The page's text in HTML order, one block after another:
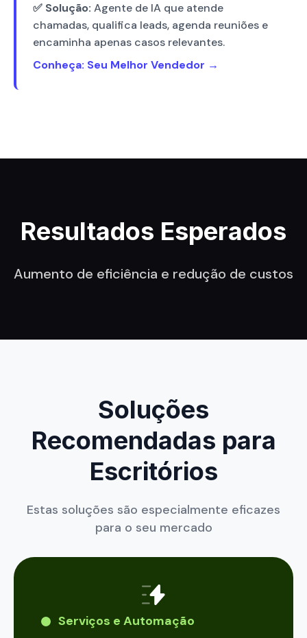
✅ Solução: Agente de IA que atende
chamadas, qualifica leads, agenda reuniões e
encaminha apenas casos relevantes.
Conheça: Seu Melhor Vendedor →
Resultados Esperados
Aumento de eficiência e redução de custos
Soluções
Recomendadas para
Escritórios
Estas soluções são especialmente eficazes
para o seu mercado
Serviços e Automação